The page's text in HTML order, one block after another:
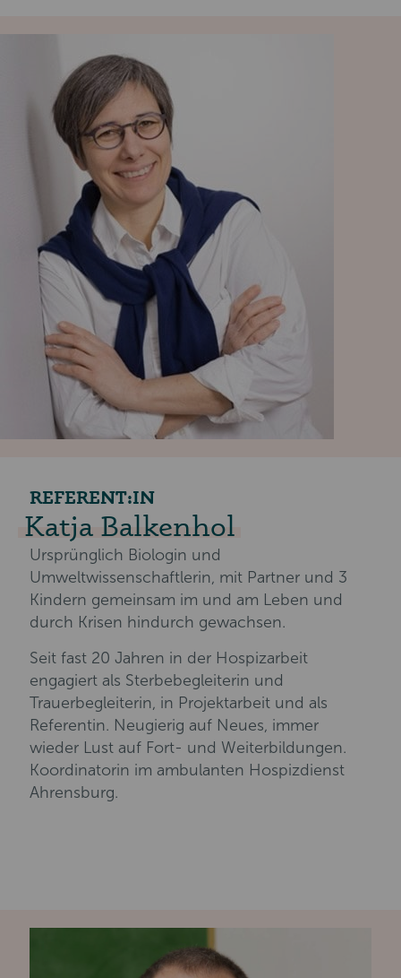
REFERENT:IN
Katja Balkenhol
Ursprünglich Biologin und
Umweltwissenschaftlerin, mit Partner und 3
Kindern gemeinsam im und am Leben und
durch Krisen hindurch gewachsen.
Seit fast 20 Jahren in der Hospizarbeit
engagiert als Sterbebegleiterin und
Trauerbegleiterin, in Projektarbeit und als
Referentin. Neugierig auf Neues, immer
wieder Lust auf Fort- und Weiterbildungen.
Koordinatorin im ambulanten Hospizdienst
Ahrensburg.